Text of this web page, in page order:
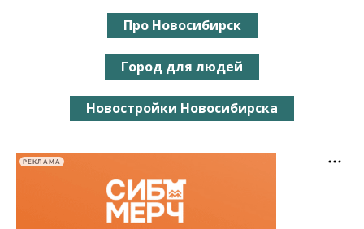
Про Новосибирск
Город для людей
Новостройки Новосибирска
РЕКЛАМА